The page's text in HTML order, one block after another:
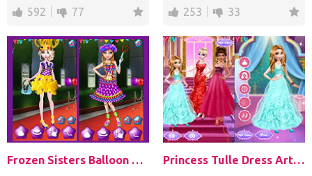
592 77 253 33
Frozen Sisters Balloon Dress Look Princess Tulle Dress Art Photo